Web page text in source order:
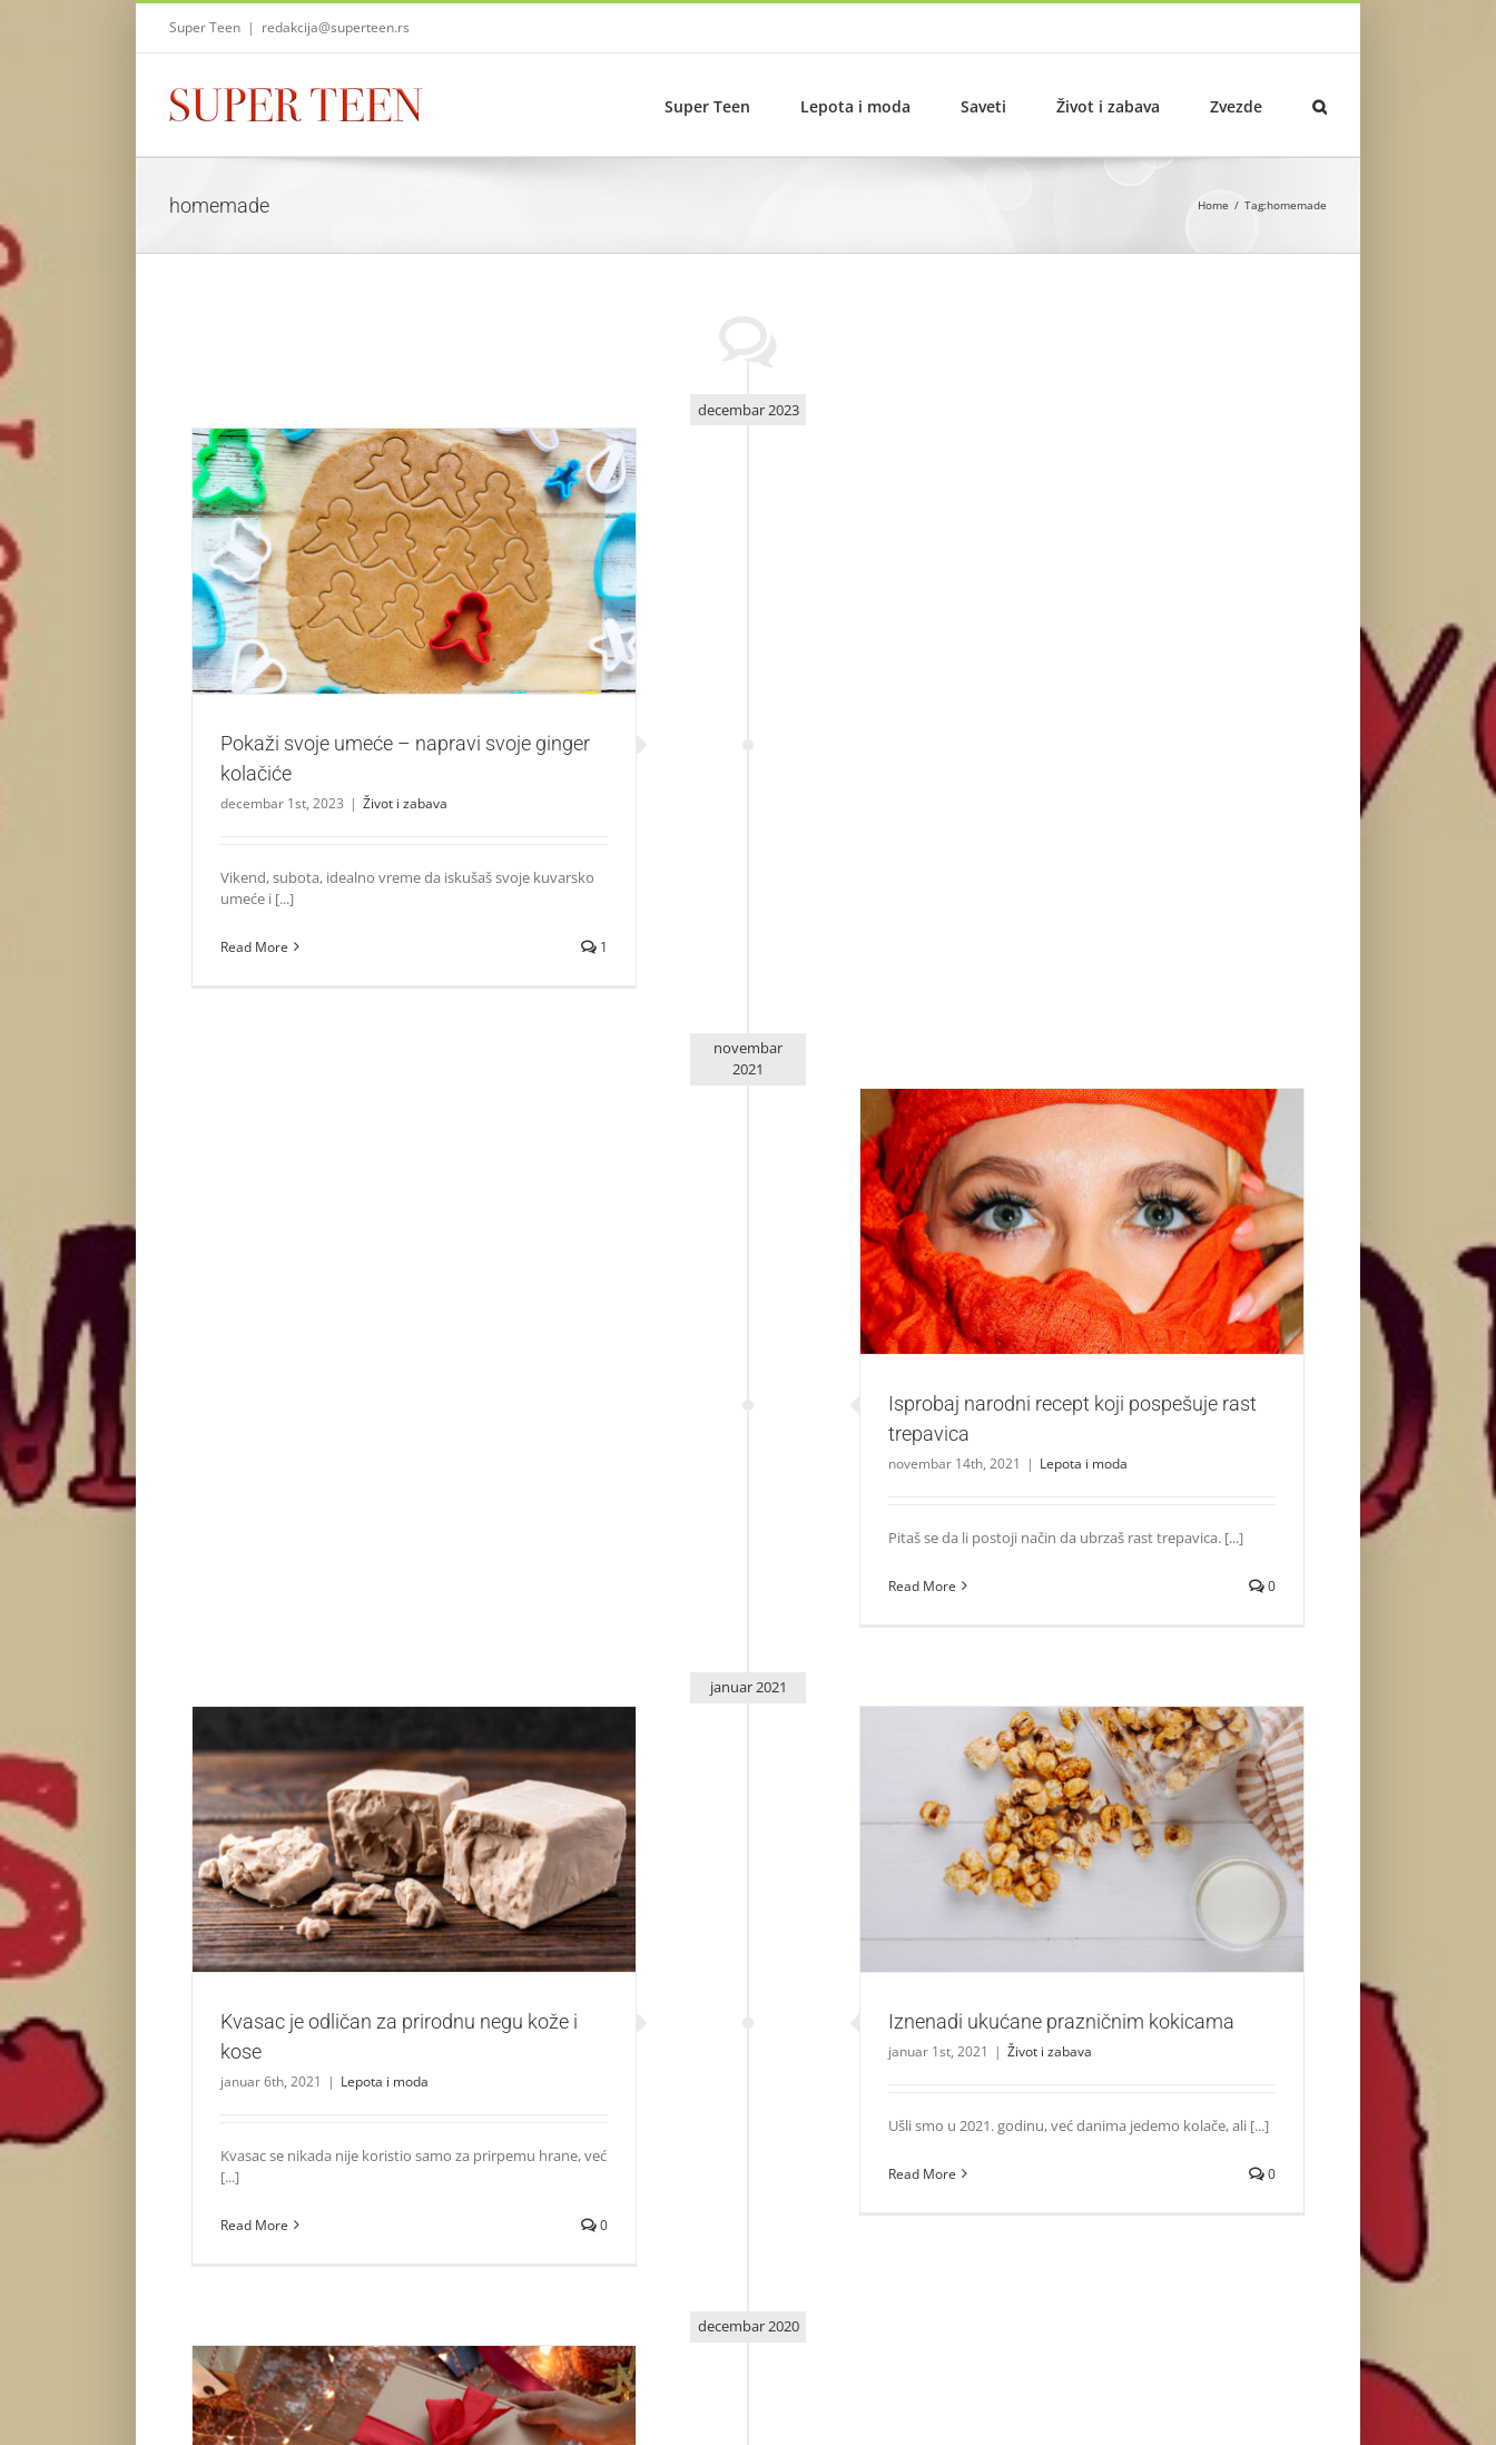
Super Teen | redakcija@superteen.rs
Super Teen Lepota i moda Saveti Život i zabava Zvezde
homemade Home Tag:homemade
decembar 2023
Pokaži svoje umeće – napravi svoje ginger kolačiće
Život i zabava
Pokaži svoje umeće – napravi svoje ginger
kolačiće
decembar 1st, 2023 | Život i zabava
Vikend, subota, idealno vreme da iskušaš svoje kuvarsko
umeće i [...]
Read More 1
novembar
2021
Isprobaj narodni recept koji pospešuje rast trepavica
Lepota i moda
Isprobaj narodni recept koji pospešuje rast
trepavica
novembar 14th, 2021 | Lepota i moda
Pitaš se da li postoji način da ubrzaš rast trepavica. [...]
Read More 0
januar 2021
Kvasac je odličan za prirodnu negu kože i kose
Lepota i moda
Kvasac je odličan za prirodnu negu kože i
kose
januar 6th, 2021 | Lepota i moda
Kvasac se nikada nije koristio samo za prirpemu hrane, već
[...]
Read More 0
Iznenadi ukućane prazničnim kokicama
Život i zabava
Iznenadi ukućane prazničnim kokicama
januar 1st, 2021 | Život i zabava
Ušli smo u 2021. godinu, već danima jedemo kolače, ali [...]
Read More 0
decembar 2020